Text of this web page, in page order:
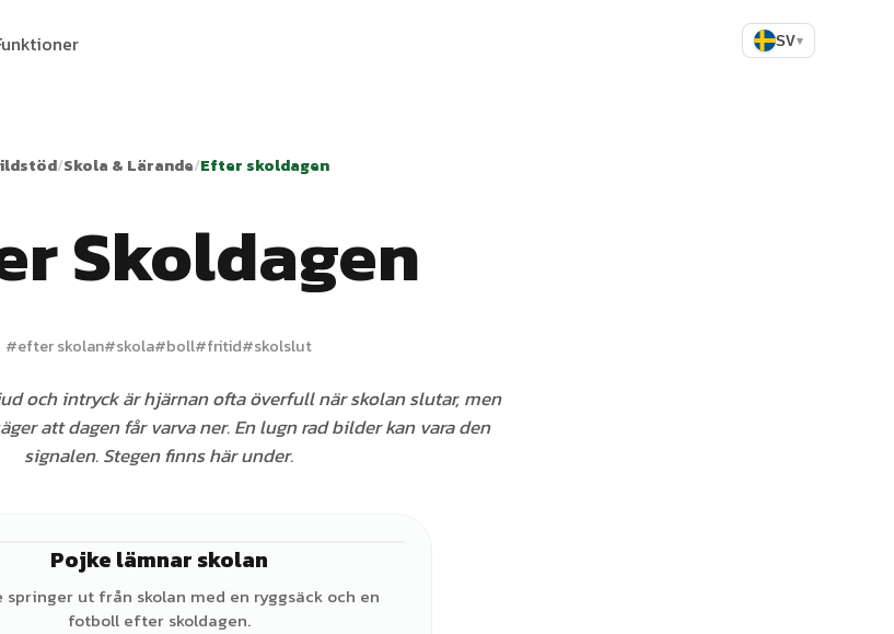
SV▾
/Skola & Lärande/Efter skoldagen
Skoldagen
#efter skolan#skola#boll#fritid#skolslut
och intryck är hjärnan ofta överfull när skolan slutar, men
att dagen får varva ner. En lugn rad bilder kan vara den
signalen. Stegen finns här under.
Pojke lämnar skolan
springer ut från skolan med en ryggsäck och en
fotboll efter skoldagen.